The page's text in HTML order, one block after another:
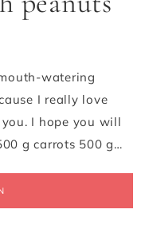
watering
I really love
I hope you will
g carrots 500 g…